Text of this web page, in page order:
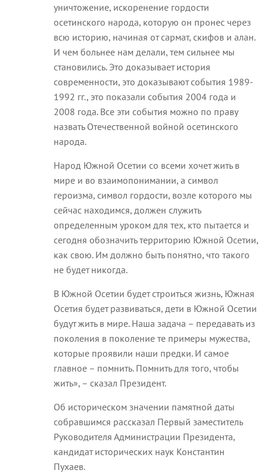
уничтожение, искоренение гордости
осетинского народа, которую он пронес через
всю историю, начиная от сармат, скифов и алан.
И чем больнее нам делали, тем сильнее мы
становились. Это доказывает история
современности, это доказывают события 1989-
1992 гг., это показали события 2004 года и
2008 года. Все эти события можно по праву
назвать Отечественной войной осетинского
народа.
Народ Южной Осетии со всеми хочет жить в
мире и во взаимопонимании, а символ
героизма, символ гордости, возле которого мы
сейчас находимся, должен служить
определенным уроком для тех, кто пытается и
сегодня обозначить территорию Южной Осетии,
как свою. Им должно быть понятно, что такого
не будет никогда.
В Южной Осетии будет строиться жизнь, Южная
Осетия будет развиваться, дети в Южной Осетии
будут жить в мире. Наша задача – передавать из
поколения в поколение те примеры мужества,
которые проявили наши предки. И самое
главное – помнить. Помнить для того, чтобы
жить», – сказал Президент.
Об историческом значении памятной даты
собравшимся рассказал Первый заместитель
Руководителя Администрации Президента,
кандидат исторических наук Константин
Пухаев.